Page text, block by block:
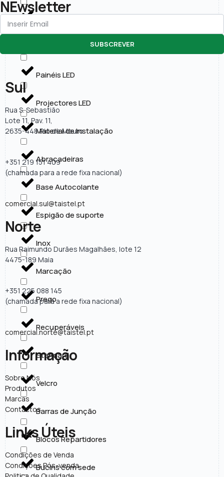
Iluminação Exterior
Painéis LED
Projectores LED
Material de Instalação
Abraçadeiras
Base Autocolante
Espigão de suporte
Inox
Marcação
Prego
Recuperáveis
Standard
Velcro
Barras de Junção
Blocos Repartidores
Bucins com sede
NEwsletter
SUBSCREVER
Sul
Rua S. Sebastião
Lote 11, Pav. 11,
2635-448 Rio de Mouro
+351 219 151 409
(chamada para a rede fixa nacional)
comercial.sul@taistel.pt
Norte
Rua Raimundo Durães Magalhães, lote 12
4475-189 Maia
+351 225 088 145
(chamada para a rede fixa nacional)
comercial.norte@taistel.pt
Informação
Sobre Nós
Produtos
Marcas
Contactos
Links Úteis
Condições de Venda
Condições Pós-venda